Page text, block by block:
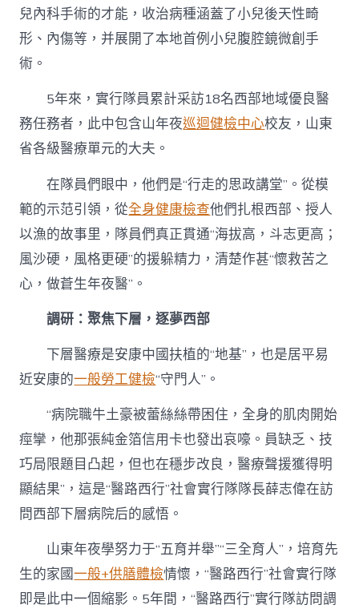
兒內科手術的才能，收治病種涵蓋了小兒後天性畸
形、內傷等，并展開了本地首例小兒腹腔鏡微創手
術。
5年來，實行隊員累計采訪18名西部地域優良醫
務任務者，此中包含山年夜巡迴健檢中心校友，山東
省各級醫療單元的大夫。
在隊員們眼中，他們是“行走的思政講堂”。從模
範的示范引領，從全身健康檢查他們扎根西部、授人
以漁的故事里，隊員們真正貫通“海拔高，斗志更高；
風沙硬，風格更硬”的援躲精力，清楚作甚“懷救苦之
心，做蒼生年夜醫”。
調研：聚焦下層，逐夢西部
下層醫療是安康中國扶植的“地基”，也是居平易
近安康的一般勞工健檢“守門人”。
“病院職牛土豪被蕾絲絲帶困住，全身的肌肉開始
痙攣，他那張純金箔信用卡也發出哀嚎。員缺乏、技
巧局限題目凸起，但也在穩步改良，醫療聲援獲得明
顯結果”，這是“醫路西行”社會實行隊隊長薛志偉在訪
問西部下層病院后的感悟。
山東年夜學努力于“五育并舉”“三全育人”，培育先
生的家國一般+供膳體檢情懷，“醫路西行”社會實行隊
即是此中一個縮影。5年間，“醫路西行”實行隊訪問調